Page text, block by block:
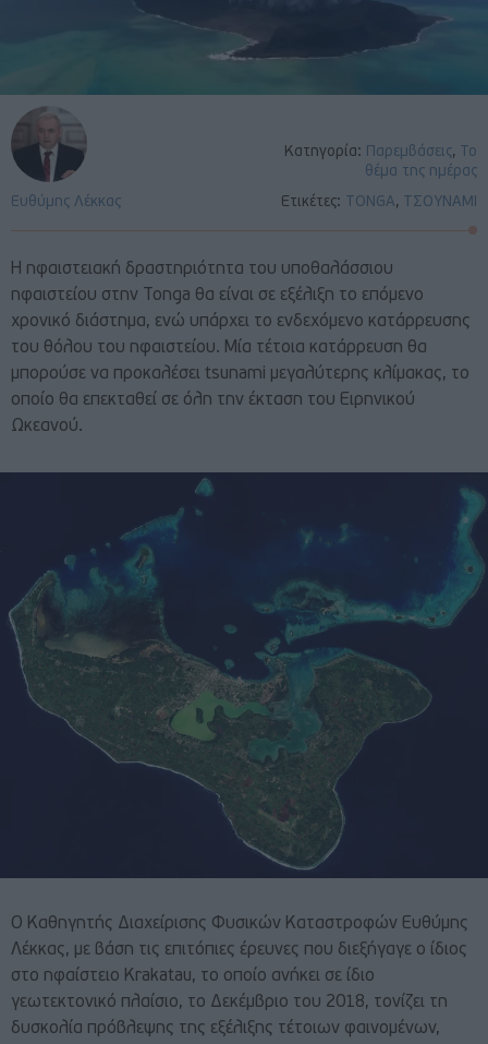
Κατηγορία: Παρεμβάσεις,
Το
θέμα της ημέρας
Ετικέτες:
TONGA, ΤΣΟΥΝΑΜΙ
Ευθύμης Λέκκας
Η ηφαιστειακή δραστηριότητα του υποθαλάσσιου
ηφαιστείου στην Tonga θα είναι σε εξέλιξη το επόμενο
χρονικό διάστημα, ενώ υπάρχει το ενδεχόμενο κατάρρευσης
του θόλου του ηφαιστείου. Μία τέτοια κατάρρευση θα
μπορούσε να προκαλέσει tsunami μεγαλύτερης κλίμακας, το
οποίο θα επεκταθεί σε όλη την έκταση του Ειρηνικού
Ωκεανού.
Ο Καθηγητής Διαχείρισης Φυσικών Καταστροφών Ευθύμης
Λέκκας, με βάση τις επιτόπιες έρευνες που διεξήγαγε ο ίδιος
στο ηφαίστειο Krakatau, το οποίο ανήκει σε ίδιο
γεωτεκτονικό πλαίσιο, το Δεκέμβριο του 2018, τονίζει τη
δυσκολία πρόβλεψης της εξέλιξης τέτοιων φαινομένων,